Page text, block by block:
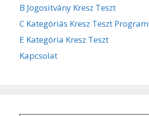
B Jogositvány Kresz Teszt
C Kategóriás Kresz Teszt Program
E Kategória Kresz Teszt
Kapcsolat